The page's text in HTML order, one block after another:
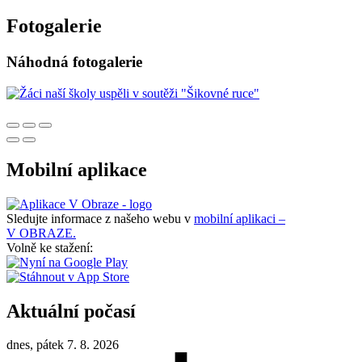
Fotogalerie
Náhodná fotogalerie
Mobilní aplikace
Sledujte informace z našeho webu v mobilní aplikaci –
V OBRAZE.
Volně ke stažení:
Aktuální počasí
dnes, pátek 7. 8. 2026